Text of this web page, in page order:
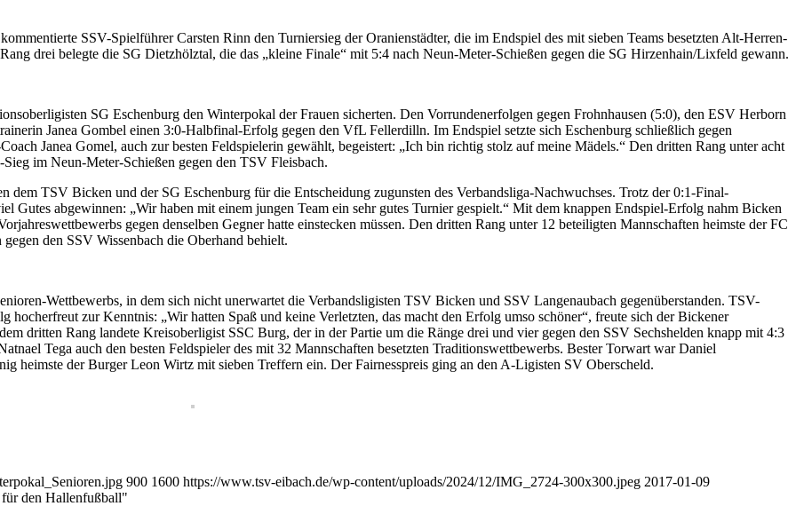
SSV-Spielführer Carsten Rinn den Turniersieg der Oranienstädter, die im Endspiel des mit sieben Teams besetzten Alt-Herren-
drei belegte die SG Dietzhölztal, die das „kleine Finale“ mit 5:4 nach Neun-Meter-Schießen gegen die SG Hirzenhain/Lixfeld gewann.
SG Eschenburg den Winterpokal der Frauen sicherten. Den Vorrundenerfolgen gegen Frohnhausen (5:0), den ESV Herborn
Janea Gombel einen 3:0-Halbfinal-Erfolg gegen den VfL Fellerdilln. Im Endspiel setzte sich Eschenburg schließlich gegen
Janea Gomel, auch zur besten Feldspielerin gewählt, begeistert: „Ich bin richtig stolz auf meine Mädels.“ Den dritten Rang unter acht
im Neun-Meter-Schießen gegen den TSV Fleisbach.
TSV Bicken und der SG Eschenburg für die Entscheidung zugunsten des Verbandsliga-Nachwuchses. Trotz der 0:1-Final-
Gutes abgewinnen: „Wir haben mit einem jungen Team ein sehr gutes Turnier gespielt.“ Mit dem knappen Endspiel-Erfolg nahm Bicken
gegen denselben Gegner hatte einstecken müssen. Den dritten Rang unter 12 beteiligten Mannschaften heimste der FC
den SSV Wissenbach die Oberhand behielt.
Wettbewerbs, in dem sich nicht unerwartet die Verbandsligisten TSV Bicken und SSV Langenaubach gegenüberstanden. TSV-
zur Kenntnis: „Wir hatten Spaß und keine Verletzten, das macht den Erfolg umso schöner“, freute sich der Bickener
dritten Rang landete Kreisoberligist SSC Burg, der in der Partie um die Ränge drei und vier gegen den SSV Sechshelden knapp mit 4:3
Tega auch den besten Feldspieler des mit 32 Mannschaften besetzten Traditionswettbewerbs. Bester Torwart war Daniel
heimste der Burger Leon Wirtz mit sieben Treffern ein. Der Fairnesspreis ging an den A-Ligisten SV Oberscheld.
900 1600 https://www.tsv-eibach.de/wp-content/uploads/2024/12/IMG_2724-300x300.jpeg 2017-01-09
den Hallenfußball"